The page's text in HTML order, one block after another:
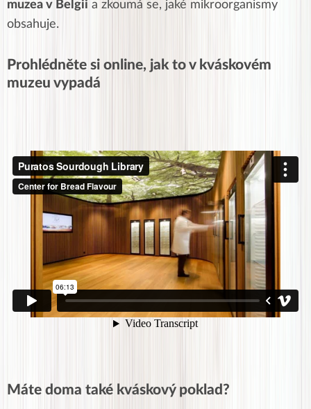
muzea v Belgii a zkoumá se, jaké mikroorganismy
obsahuje.
Prohlédněte si online, jak to v kváskovém
muzeu vypadá
Máte doma také kváskový poklad?